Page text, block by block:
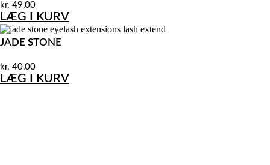
kr. 49,00
LÆG I KURV
JADE STONE
kr. 40,00
LÆG I KURV